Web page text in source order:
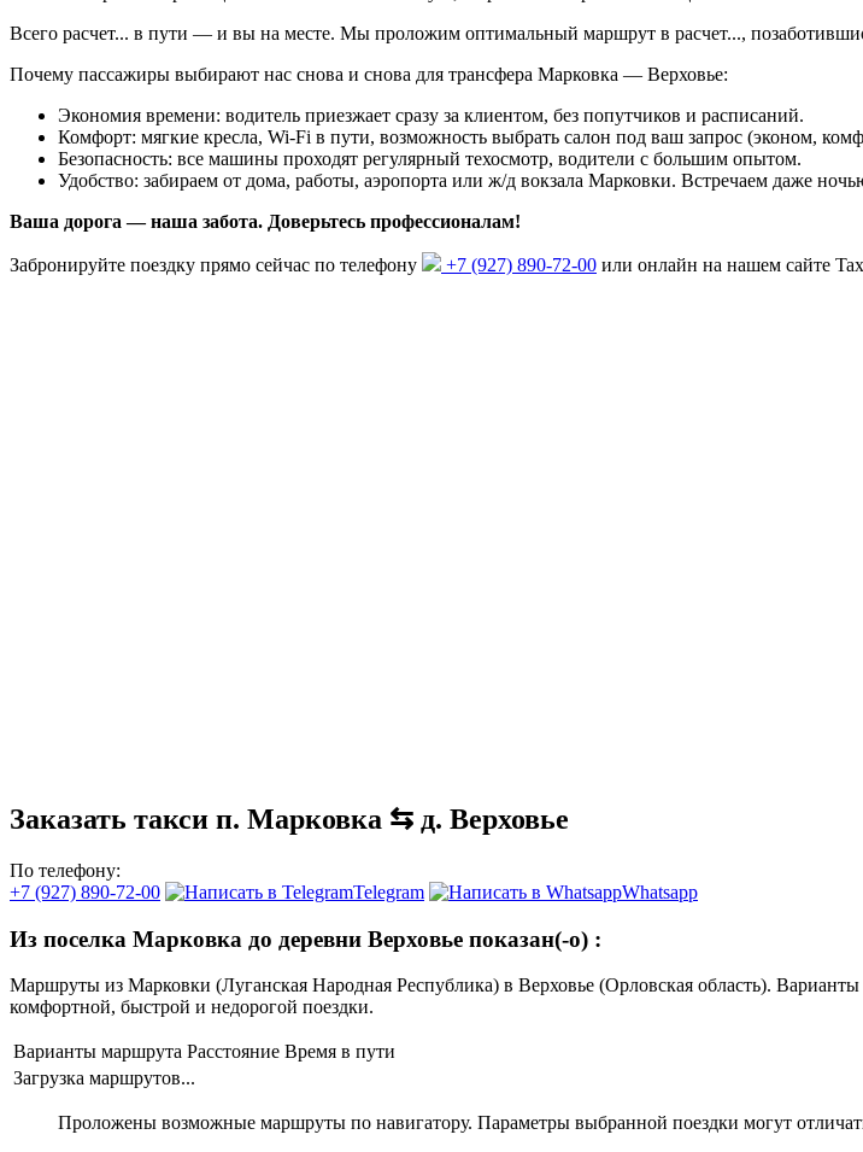
Всего расчет... в пути — и вы на месте. Мы проложим оптимальный маршрут в расчет...,
Почему пассажиры выбирают нас снова и снова для трансфера Марковка — Верховье:
Экономия времени: водитель приезжает сразу за клиентом, без попутчиков и расписаний.
Комфорт: мягкие кресла, Wi-Fi в пути, возможность выбрать салон под ваш запрос (эконом,
Безопасность: все машины проходят регулярный техосмотр, водители с большим опытом.
Удобство: забираем от дома, работы, аэропорта или ж/д вокзала Марковки. Встречаем даже
Ваша дорога — наша забота. Доверьтесь профессионалам!
Забронируйте поездку прямо сейчас по телефону +7 (927) 890-72-00 или онлайн на нашем сайте
Заказать такси п. Марковка ⇆ д. Верховье
По телефону:
+7 (927) 890-72-00
Telegram Whatsapp
Из поселка Марковка до деревни Верховье показан(-о) :
Маршруты из Марковки (Луганская Народная Республика) в Верховье (Орловская область).
комфортной, быстрой и недорогой поездки.
Варианты маршрута Расстояние Время в пути
Загрузка маршрутов...
Проложены возможные маршруты по навигатору. Параметры выбранной поездки могут